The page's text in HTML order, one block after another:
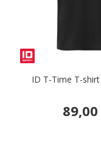
ID T-Time T-